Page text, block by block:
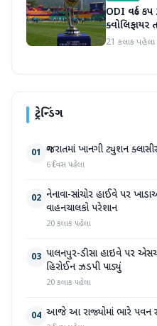
ODI વર્લ્ડ
ક્વોલિફાયર
21 કલાક પહેલા
ટ્રેન્ડિંગ
01 ગુજરાતમાં ખાનગી ટ્યુશન
6 દિવસ પહેલા
02 નેનાવા-સાંચોર હાઈવે પર
વાહનચાલકો પરેશાન
20 કલાક પહેલા
03 પાલનપુર-ડીસા હાઇવે પર
હિરોઈન ઝડપી પાડ્યું
20 કલાક પહેલા
04 આજે આ રાજ્યોમાં ભારે પવન